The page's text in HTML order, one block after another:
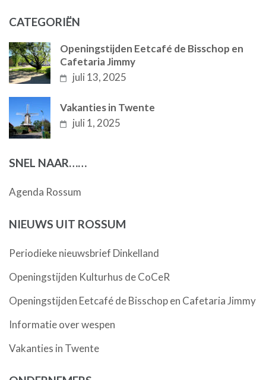
CATEGORIËN
Openingstijden Eetcafé de Bisschop en
Cafetaria Jimmy
juli 13, 2025
Vakanties in Twente
juli 1, 2025
SNEL NAAR……
Agenda Rossum
NIEUWS UIT ROSSUM
Periodieke nieuwsbrief Dinkelland
Openingstijden Kulturhus de CoCeR
Openingstijden Eetcafé de Bisschop en Cafetaria Jimmy
Informatie over wespen
Vakanties in Twente